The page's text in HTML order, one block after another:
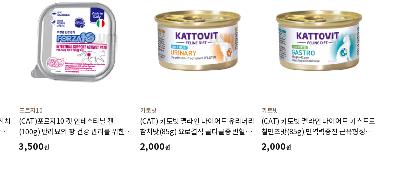
치
포르자10
(CAT)포르자10 캣 인테스티널 캔
(100g) 반려묘의 장 건강 관리를 위한
처방 습식사료
3,500원
카토빗
(CAT) 카토빗 펠라인 다이어트 유리너리
참치맛(85g) 요로결석 골다골증 빈혈
신장질환 예방 및 개선 할인제외상품
2,000원
카토빗
(CAT) 카토빗 펠라인 다이어트 가스트로
칠면조맛(85g) 면역력증진 근육형성
위장케어 할인제외상품
2,000원